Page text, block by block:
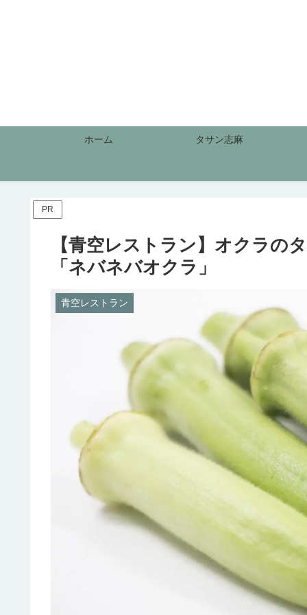
ホーム タサン志麻
PR
【青空レストラン】オクラの
「ネバネバオクラ」
青空レストラン